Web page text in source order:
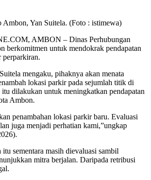
Ambon, Yan Suitela. (Foto : istimewa)
AMBON – Dinas Perhubungan
berkomitmen untuk mendokrak pendapatan
perparkiran.
mengaku, pihaknya akan menata
lokasi parkir pada sejumlah titik di
dilakukan untuk meningkatkan pendapatan
Ambon.
penambahan lokasi parkir baru. Evaluasi
juga menjadi perhatian kami,”ungkap
sementara masih dievaluasi sambil
mitra berjalan. Daripada retribusi